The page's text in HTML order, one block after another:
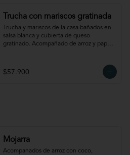
Trucha con mariscos gratinada
Trucha y mariscos de la casa bañados en
salsa blanca y cubierta de queso
gratinado. Acompañado de arroz y papá a
$57.900
Mojarra
Acompanados de arroz con coco,